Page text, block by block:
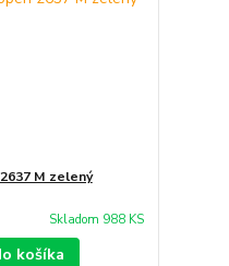
M zelený
Skladom 988 KS
košíka